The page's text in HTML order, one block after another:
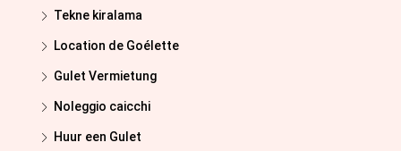
Tekne kiralama
Location de Goélette
Gulet Vermietung
Noleggio caicchi
Huur een Gulet